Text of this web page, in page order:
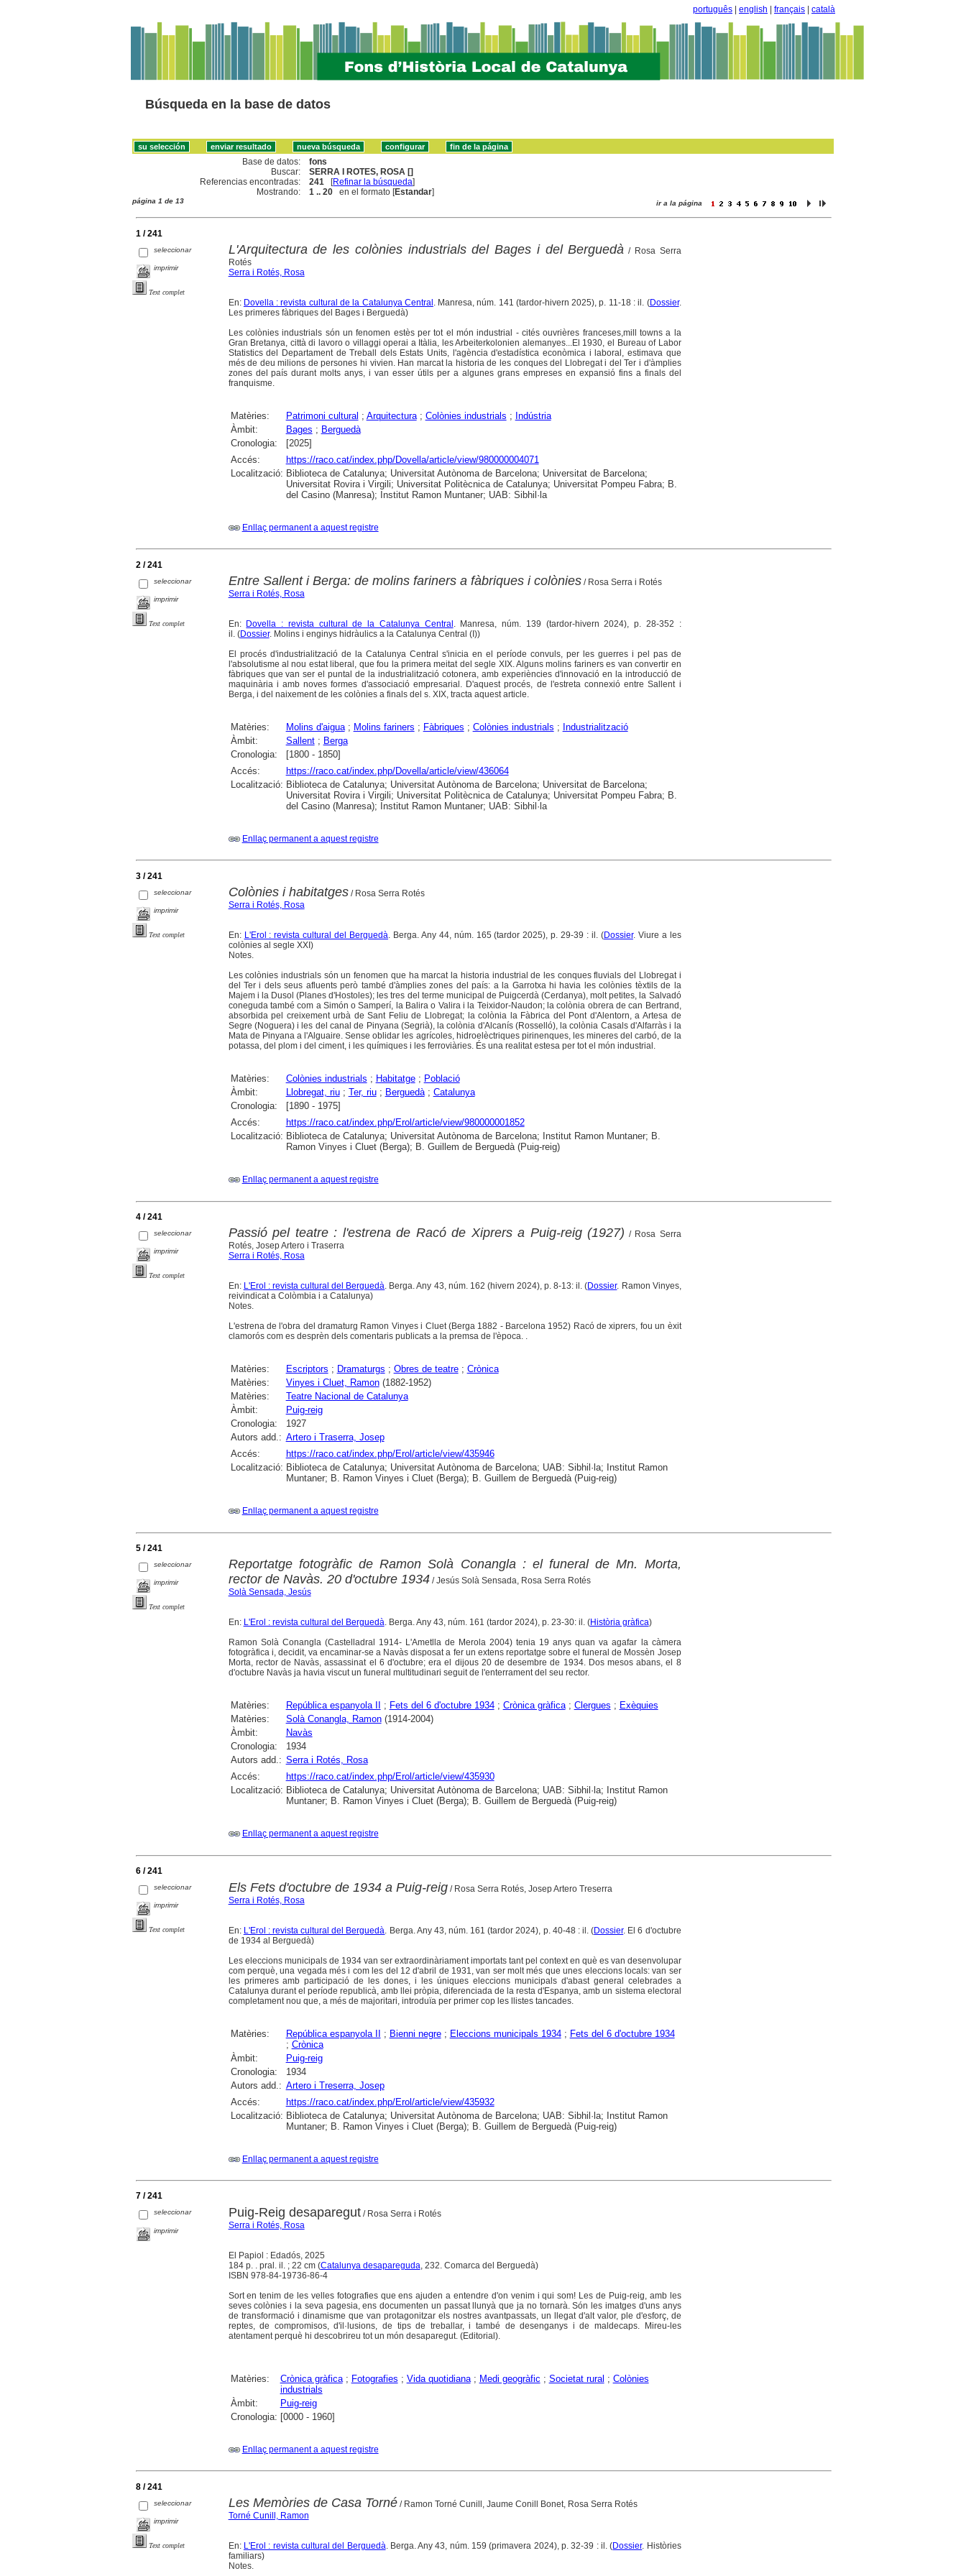
português english français català
Búsqueda en la base de datos
Base de datos:
fons
Buscar:
SERRA I ROTES, ROSA []
Referencias encontradas:
241 [Refinar la búsqueda]
Mostrando:
1 .. 20 en el formato [Estandar]
página 1 de 13 ir a la página
1 / 241
seleccionar
imprimir
Text complet
L'Arquitectura de les colònies industrials del Bages i del Berguedà / Rosa Serra
Rotés
Serra i Rotés, Rosa
En: Dovella : revista cultural de la Catalunya Central. Manresa, núm. 141 (tardor-hivern 2025), p. 11-18 : il. (Dossier.
Les primeres fàbriques del Bages i Berguedà)
Les colònies industrials són un fenomen estès per tot el món industrial - cités ouvrières franceses,mill towns a la
Gran Bretanya, città di lavoro o villaggi operai a Itàlia, les Arbeiterkolonien alemanyes...El 1930, el Bureau of Labor
Statistics del Departament de Treball dels Estats Units, l'agència d'estadística econòmica i laboral, estimava que
més de deu milions de persones hi vivien. Han marcat la historia de les conques del Llobregat i del Ter i d'àmplies
zones del país durant molts anys, i van esser útils per a algunes grans empreses en expansió fins a finals del
franquisme.
Matèries: Patrimoni cultural ; Arquitectura; Colònies industrials ; Indústria
Àmbit:
Bages ; Berguedà
Cronologia:
[2025]
Accés:
https://raco.cat/index.php/Dovella/article/view/980000004071
Localització: Biblioteca de Catalunya; Universitat Autònoma de Barcelona; Universitat de Barcelona;
Universitat Rovira i Virgili; Universitat Politècnica de Catalunya; Universitat Pompeu Fabra; B.
del Casino (Manresa); Institut Ramon Muntaner; UAB: Sibhil·la
Enllaç permanent a aquest registre
2 / 241
seleccionar
imprimir
Text complet
Entre Sallent i Berga: de molins fariners a fàbriques i colònies/ Rosa Serra i Rotés
Serra i Rotés, Rosa
En: Dovella : revista cultural de la Catalunya Central . Manresa, núm. 139 (tardor-hivern 2024), p. 28-352 :
il. (Dossier. Molins i enginys hidràulics a la Catalunya Central (I))
El procés d'industrialització de la Catalunya Central s'inicia en el període convuls, per les guerres i pel pas de
l'absolutisme al nou estat liberal, que fou la primera meitat del segle XIX. Alguns molins fariners es van convertir en
fàbriques que van ser el puntal de la industrialització cotonera, amb experiències d'innovació en la introducció de
maquinària i amb noves formes d'associació empresarial. D'aquest procés, de l'estreta connexió entre Sallent i
Berga, i del naixement de les colònies a finals del s. XIX, tracta aquest article.
Matèries: Molins d'aigua; Molins fariners ; Fàbriques ; Colònies industrials ; Industrialització
Àmbit:
Sallent; Berga
Cronologia:
[1800 - 1850]
Accés:
https://raco.cat/index.php/Dovella/article/view/436064
Localització: Biblioteca de Catalunya; Universitat Autònoma de Barcelona; Universitat de Barcelona;
Universitat Rovira i Virgili; Universitat Politècnica de Catalunya; Universitat Pompeu Fabra; B.
del Casino (Manresa); Institut Ramon Muntaner; UAB: Sibhil·la
Enllaç permanent a aquest registre
3 / 241
seleccionar
imprimir
Text complet
Colònies i habitatges/ Rosa Serra Rotés
Serra i Rotés, Rosa
En: L'Erol : revista cultural del Berguedà. Berga. Any 44, núm. 165 (tardor 2025), p. 29-39 : il. (Dossier. Viure a les
colònies al segle XXI)
Notes.
Les colònies industrials són un fenomen que ha marcat la historia industrial de les conques fluvials del Llobregat i
del Ter i dels seus afluents però també d'àmplies zones del país: a la Garrotxa hi havia les colònies tèxtils de la
Majem i la Dusol (Planes d'Hostoles); les tres del terme municipal de Puigcerdà (Cerdanya), molt petites, la Salvadó
coneguda també com a Simón o Samperí, la Balira o Valira i la Teixidor-Naudon; la colònia obrera de can Bertrand,
absorbida pel creixement urbà de Sant Feliu de Llobregat; la colònia la Fàbrica del Pont d'Alentorn, a Artesa de
Segre (Noguera) i les del canal de Pinyana (Segrià), la colònia d'Alcanís (Rosselló), la colònia Casals d'Alfarràs i la
Mata de Pinyana a l'Alguaire. Sense oblidar les agrícoles, hidroelèctriques pirinenques, les mineres del carbó, de la
potassa, del plom i del ciment, i les químiques i les ferroviàries. És una realitat estesa per tot el món industrial.
Matèries: Colònies industrials ; Habitatge; Població
Àmbit:
Llobregat, riu; Ter, riu; Berguedà; Catalunya
Cronologia:
[1890 - 1975]
Accés:
https://raco.cat/index.php/Erol/article/view/980000001852
Localització: Biblioteca de Catalunya; Universitat Autònoma de Barcelona; Institut Ramon Muntaner; B.
Ramon Vinyes i Cluet (Berga); B. Guillem de Berguedà (Puig-reig)
Enllaç permanent a aquest registre
4 / 241
seleccionar
imprimir
Text complet
Passió pel teatre : l'estrena de Racó de Xiprers a Puig-reig (1927) / Rosa Serra
Rotés, Josep Artero i Traserra
Serra i Rotés, Rosa
En: L'Erol : revista cultural del Berguedà. Berga. Any 43, núm. 162 (hivern 2024), p. 8-13: il. (Dossier. Ramon Vinyes,
reivindicat a Colòmbia i a Catalunya)
Notes.
L'estrena de l'obra del dramaturg Ramon Vinyes i Cluet (Berga 1882 - Barcelona 1952) Racó de xiprers, fou un èxit
clamorós com es desprèn dels comentaris publicats a la premsa de l'època. .
Matèries: Escriptors ; Dramaturgs ; Obres de teatre; Crònica
Matèries:
Vinyes i Cluet, Ramon(1882-1952)
Matèries:
Teatre Nacional de Catalunya
Àmbit:
Puig-reig
Cronologia:
1927
Autors add.: Artero i Traserra, Josep
Accés:
https://raco.cat/index.php/Erol/article/view/435946
Localització: Biblioteca de Catalunya; Universitat Autònoma de Barcelona; UAB: Sibhil·la; Institut Ramon
Muntaner; B. Ramon Vinyes i Cluet (Berga); B. Guillem de Berguedà (Puig-reig)
Enllaç permanent a aquest registre
5 / 241
seleccionar
imprimir
Text complet
Reportatge fotogràfic de Ramon Solà Conangla : el funeral de Mn. Morta,
rector de Navàs. 20 d'octubre 1934/ Jesús Solà Sensada, Rosa Serra Rotés
Solà Sensada, Jesús
En: L'Erol : revista cultural del Berguedà. Berga. Any 43, núm. 161 (tardor 2024), p. 23-30: il. (Història gràfica)
Ramon Solà Conangla (Castelladral 1914- L'Ametlla de Merola 2004) tenia 19 anys quan va agafar la càmera
fotogràfica i, decidit, va encaminar-se a Navàs disposat a fer un extens reportatge sobre el funeral de Mossèn Josep
Morta, rector de Navàs, assassinat el 6 d'octubre; era el dijous 20 de desembre de 1934. Dos mesos abans, el 8
d'octubre Navàs ja havia viscut un funeral multitudinari seguit de l'enterrament del seu rector.
Matèries: República espanyola II ; Fets del 6 d'octubre 1934; Crònica gràfica; Clergues ; Exèquies
Matèries:
Solà Conangla, Ramon(1914-2004)
Àmbit:
Navàs
Cronologia:
1934
Autors add.: Serra i Rotés, Rosa
Accés:
https://raco.cat/index.php/Erol/article/view/435930
Localització: Biblioteca de Catalunya; Universitat Autònoma de Barcelona; UAB: Sibhil·la; Institut Ramon
Muntaner; B. Ramon Vinyes i Cluet (Berga); B. Guillem de Berguedà (Puig-reig)
Enllaç permanent a aquest registre
6 / 241
seleccionar
imprimir
Text complet
Els Fets d'octubre de 1934 a Puig-reig/ Rosa Serra Rotés, Josep Artero Treserra
Serra i Rotés, Rosa
En: L'Erol : revista cultural del Berguedà . Berga. Any 43, núm. 161 (tardor 2024), p. 40-48 : il. (Dossier. El 6 d'octubre
de 1934 al Berguedà)
Les eleccions municipals de 1934 van ser extraordinàriament importats tant pel context en què es van desenvolupar
com perquè, una vegada més i com les del 12 d'abril de 1931, van ser molt més que unes eleccions locals: van ser
les primeres amb participació de les dones, i les úniques eleccions municipals d'abast general celebrades a
Catalunya durant el període republicà, amb llei pròpia, diferenciada de la resta d'Espanya, amb un sistema electoral
completament nou que, a més de majoritari, introduïa per primer cop les llistes tancades.
Matèries: República espanyola II ; Bienni negre; Eleccions municipals 1934; Fets del 6 d'octubre 1934
; Crònica
Àmbit:
Puig-reig
Cronologia:
1934
Autors add.: Artero i Treserra, Josep
Accés:
https://raco.cat/index.php/Erol/article/view/435932
Localització: Biblioteca de Catalunya; Universitat Autònoma de Barcelona; UAB: Sibhil·la; Institut Ramon
Muntaner; B. Ramon Vinyes i Cluet (Berga); B. Guillem de Berguedà (Puig-reig)
Enllaç permanent a aquest registre
7 / 241
seleccionar
imprimir
Puig-Reig desaparegut/ Rosa Serra i Rotés
Serra i Rotés, Rosa
El Papiol : Edadós, 2025
184 p. . pral. il. ; 22 cm (Catalunya desapareguda , 232. Comarca del Berguedà)
ISBN 978-84-19736-86-4
Sort en tenim de les velles fotografies que ens ajuden a entendre d'on venim i qui som! Les de Puig-reig, amb les
seves colònies i la seva pagesia, ens documenten un passat llunyà que ja no tornarà. Són les imatges d'uns anys
de transformació i dinamisme que van protagonitzar els nostres avantpassats, un llegat d'alt valor, ple d'esforç, de
reptes, de compromisos, d'il·lusions, de tips de treballar, i també de desenganys i de maldecaps. Mireu-les
atentament perquè hi descobrireu tot un món desaparegut. (Editorial).
Matèries: Crònica gràfica; Fotografies ; Vida quotidiana; Medi geogràfic ; Societat rural ; Colònies
industrials
Àmbit:
Puig-reig
Cronologia: [0000 - 1960]
Enllaç permanent a aquest registre
8 / 241
seleccionar
imprimir
Text complet
Les Memòries de Casa Torné/ Ramon Torné Cunill, Jaume Conill Bonet, Rosa Serra Rotés
Torné Cunill, Ramon
En: L'Erol : revista cultural del Berguedà . Berga. Any 43, núm. 159 (primavera 2024), p. 32-39 : il. (Dossier. Històries
familiars)
Notes.